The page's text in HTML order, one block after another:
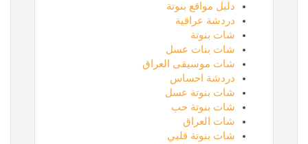
دليل مواقع بنوتة
دردشة عراقية
شات بنوتة
شات بنات عسل
شات موسيقى العراق
دردشة احساس
شات بنوتة عسل
شات بنوتة حب
شات العراق
شات بنوتة قلبي